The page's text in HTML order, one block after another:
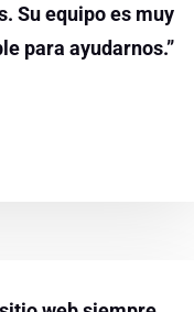
Su equipo es muy
para ayudarnos.”